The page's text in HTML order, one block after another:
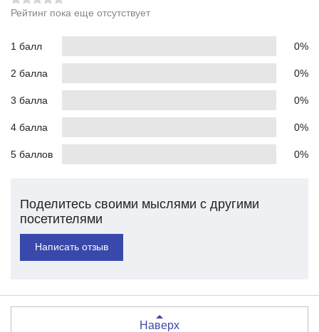
Рейтинг пока еще отсутствует
1 балл 0%
2 балла 0%
3 балла 0%
4 балла 0%
5 баллов 0%
Поделитесь своими мыслями с другими
посетителями
Написать отзыв
Наверх